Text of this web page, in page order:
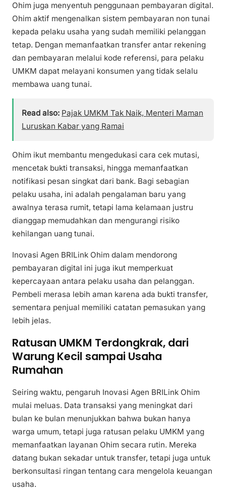
Ohim juga menyentuh penggunaan pembayaran digital.
Ohim aktif mengenalkan sistem pembayaran non tunai
kepada pelaku usaha yang sudah memiliki pelanggan
tetap. Dengan memanfaatkan transfer antar rekening
dan pembayaran melalui kode referensi, para pelaku
UMKM dapat melayani konsumen yang tidak selalu
membawa uang tunai.
Read also: Pajak UMKM Tak Naik, Menteri Maman
Luruskan Kabar yang Ramai
Ohim ikut membantu mengedukasi cara cek mutasi,
mencetak bukti transaksi, hingga memanfaatkan
notifikasi pesan singkat dari bank. Bagi sebagian
pelaku usaha, ini adalah pengalaman baru yang
awalnya terasa rumit, tetapi lama kelamaan justru
dianggap memudahkan dan mengurangi risiko
kehilangan uang tunai.
Inovasi Agen BRILink Ohim dalam mendorong
pembayaran digital ini juga ikut memperkuat
kepercayaan antara pelaku usaha dan pelanggan.
Pembeli merasa lebih aman karena ada bukti transfer,
sementara penjual memiliki catatan pemasukan yang
lebih jelas.
Ratusan UMKM Terdongkrak, dari
Warung Kecil sampai Usaha
Rumahan
Seiring waktu, pengaruh Inovasi Agen BRILink Ohim
mulai meluas. Data transaksi yang meningkat dari
bulan ke bulan menunjukkan bahwa bukan hanya
warga umum, tetapi juga ratusan pelaku UMKM yang
memanfaatkan layanan Ohim secara rutin. Mereka
datang bukan sekadar untuk transfer, tetapi juga untuk
berkonsultasi ringan tentang cara mengelola keuangan
usaha.